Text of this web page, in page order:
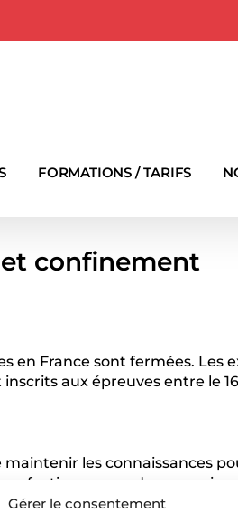
Gérer le consentement
FORMATIONS / TARIFS
confinement
en France sont fermées.
aux épreuves entre le
les connaissances
sur des
préconise un